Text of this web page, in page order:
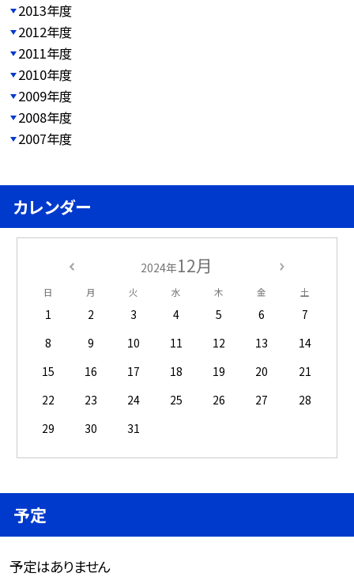
2013年度
2012年度
2011年度
2010年度
2009年度
2008年度
2007年度
カレンダー
2024年12月
日 月 火 水 木 金 土
1 2 3 4 5 6
7
8
9 10 11 12 13
14
15
16 17 18 19 20
21
22
23 24 25 26 27
28
29
30 31
予定
予定はありません